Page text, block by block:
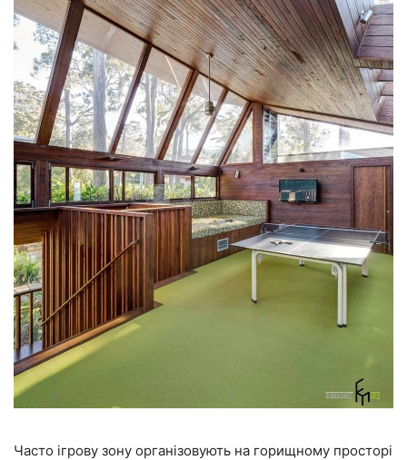
Часто ігрову зону організовують на горищному просторі